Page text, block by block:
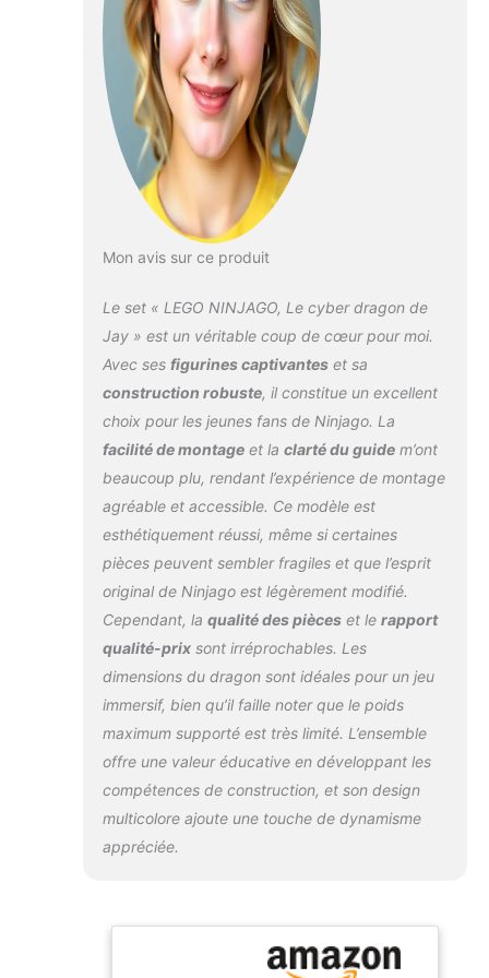
main Richie et
Hausner Les 2
ninjas peuvent
monter dans le
cockpit de cet
impressionnant
dragon-robot, tout
en tirant depuis ses
canons à ressort
pour garder le
Les enfants
equipe avec les
ninjas Digi et le
dragon-robot pour
puissants Unagami,
Hausner et Richie
montés dans leurs
hoverboards
Comprend des
tableaux de santé et
une gamme
passionnante de
nouvelles armures
Empire, ainsi que
des Key-Tana verts
de collection avec
un support
Mon avis sur ce produit
Le set « LEGO NINJAGO, Le cyber dragon de
Jay » est un véritable coup de cœur pour moi.
Avec ses figurines captivanteset sa
construction robuste, il constitue un excellent
choix pour les jeunes fans de Ninjago. La
facilité de montageet la clarté du guidem’ont
beaucoup plu, rendant l’expérience de montage
agréable et accessible. Ce modèle est
esthétiquement réussi, même si certaines
pièces peuvent sembler fragiles et que l’esprit
original de Ninjago est légèrement modifié.
Cependant, la qualité des pièceset le rapport
qualité-prixsont irréprochables. Les
dimensions du dragon sont idéales pour un jeu
immersif, bien qu’il faille noter que le poids
maximum supporté est très limité. L’ensemble
offre une valeur éducative en développant les
compétences de construction, et son design
multicolore ajoute une touche de dynamisme
appréciée.